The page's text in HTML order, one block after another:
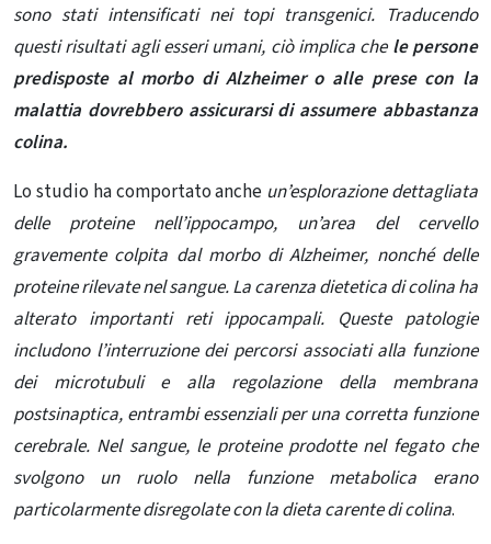
sono stati intensificati nei topi transgenici. Traducendo
questi risultati agli esseri umani, ciò implica chele persone
predisposte al morbo di Alzheimer o alle prese con la
malattia dovrebbero assicurarsi di assumere abbastanza
colina.
Lo studio ha comportato anche un’esplorazione dettagliata
delle proteine ​​nell’ippocampo, un’area del cervello
gravemente colpita dal morbo di Alzheimer, nonché delle
proteine ​​rilevate nel sangue. La carenza dietetica di colina ha
alterato importanti reti ippocampali. Queste patologie
includono l’interruzione dei percorsi associati alla funzione
dei microtubuli e alla regolazione della membrana
postsinaptica, entrambi essenziali per una corretta funzione
cerebrale. Nel sangue, le proteine ​​prodotte nel fegato che
svolgono un ruolo nella funzione metabolica erano
particolarmente disregolate con la dieta carente di colina.